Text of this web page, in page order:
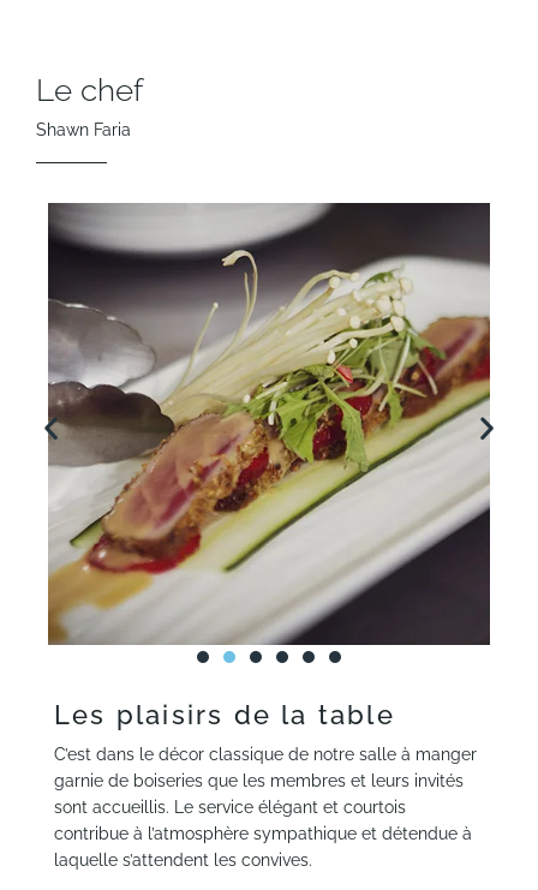
Le chef
Shawn Faria
Les plaisirs de la table
C’est dans le décor classique de notre salle à manger
garnie de boiseries que les membres et leurs invités
sont accueillis. Le service élégant et courtois
contribue à l’atmosphère sympathique et détendue à
laquelle s’attendent les convives.